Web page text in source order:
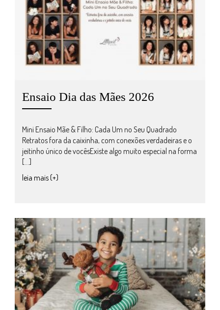
Ensaio Dia das Mães 2026
Mini Ensaio Mãe & Filho: Cada Um no Seu Quadrado
Retratos fora da caixinha, com conexões verdadeiras e o
jeitinho único de vocêsExiste algo muito especial na forma
[…]
leia mais (+)